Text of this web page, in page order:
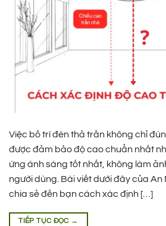
Việc bố trí đèn thả trần không chỉ
được đảm bảo độ cao chuẩn nhất
ứng ánh sáng tốt nhất, không làm
người dùng. Bài viết dưới đây của
chia sẻ đến bạn cách xác định […]
TIẾP TỤC ĐỌC →